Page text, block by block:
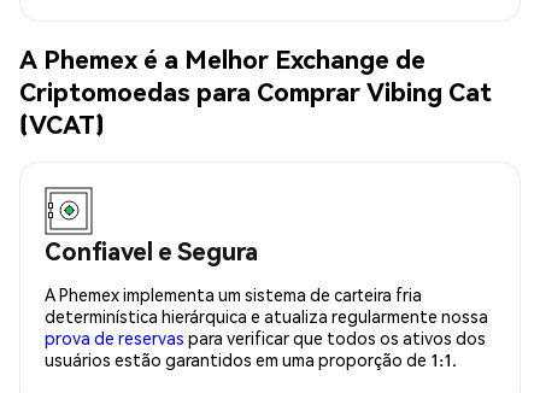
A Phemex é a Melhor Exchange de
Criptomoedas para Comprar Vibing Cat
(VCAT)
Confiavel e Segura
A Phemex implementa um sistema de carteira fria
determinística hierárquica e atualiza regularmente nossa
prova de reservas para verificar que todos os ativos dos
usuários estão garantidos em uma proporção de 1:1.